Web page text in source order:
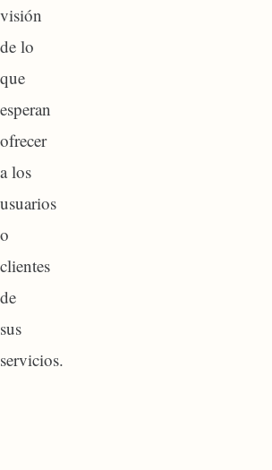
visión
de lo
que
esperan
ofrecer
a los
usuarios
o
clientes
de
sus
servicios.